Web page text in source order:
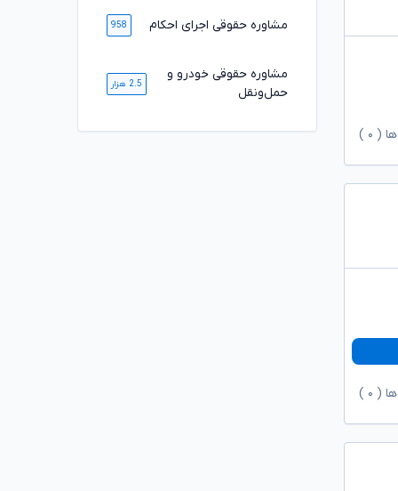
( ۰
( ۰
مشاوره حقوقی اجرای احکام 958
مشاوره حقوقی خودرو و
حمل‌ونقل
2.5 هزار